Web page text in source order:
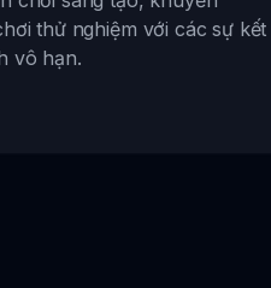
thử nghiệm với các sự kết
vô hạn.